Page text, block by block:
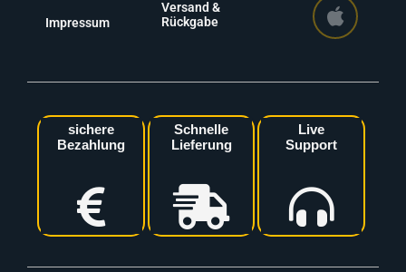
Impressum
Versand &
Rückgabe
sichere
Bezahlung
Schnelle
Lieferung
Live
Support